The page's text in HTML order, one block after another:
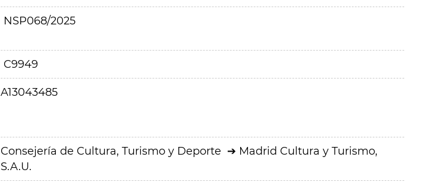
NSP068/2025
C9949
A13043485
Consejería de Cultura, Turismo y Deporte
Madrid Cultura y Turismo,
S.A.U.